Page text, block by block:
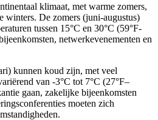
klimaat, met warme zomers,
winters. De zomers (juni-augustus)
tussen 15°C en 30°C (59°F-
netwerkevenementen en
kunnen koud zijn, met veel
van -3°C tot 7°C (27°F–
gaan, zakelijke bijeenkomsten
moeten zich